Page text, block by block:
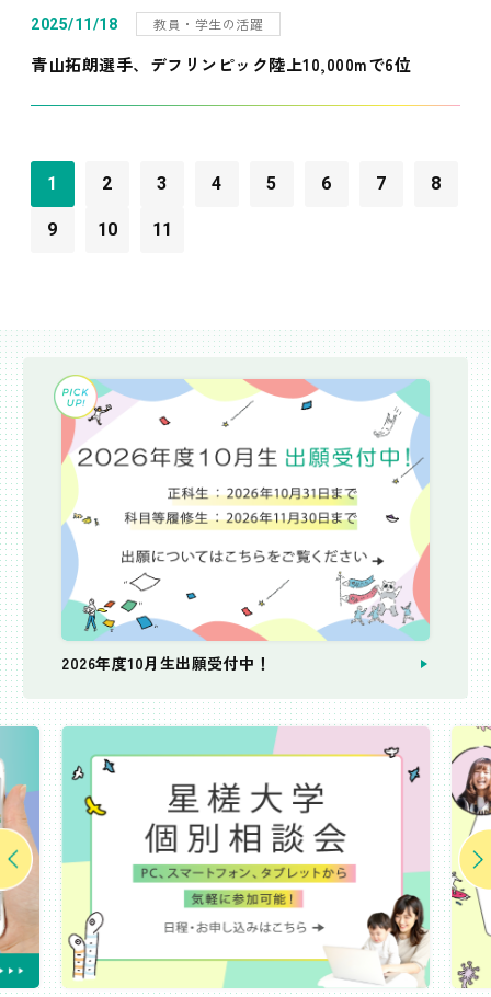
2025/11/18 教員・学生の活躍
青山拓朗選手、デフリンピック陸上10,000mで6位
1 2 3 4 5 6 7 8
9 10 11
2026年度10月生出願受付中！